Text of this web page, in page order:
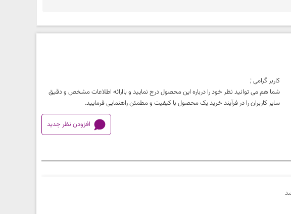
کاربر گرامی ;
شما هم می توانید نظر خود را درباره این محصول درج نمایید و باارائه اطلاعات مشخص و دقیق
سایر کاربران را در فرآیند خرید یک محصول با کیفیت و مطمئن راهنمایی فرمایید.
افزودن نظر جدید